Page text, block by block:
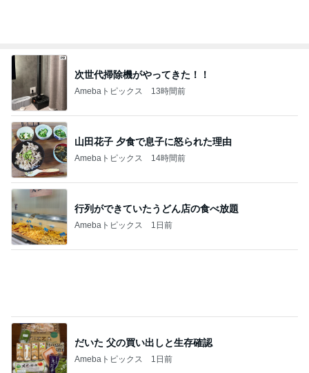
次世代掃除機がやってきた！！
Amebaトピックス 13時間前
山田花子 夕食で息子に怒られた理由
Amebaトピックス 14時間前
行列ができていたうどん店の食べ放題
Amebaトピックス 1日前
だいた 父の買い出しと生存確認
Amebaトピックス 1日前